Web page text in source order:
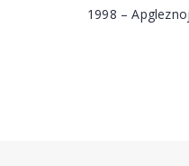
1998 –